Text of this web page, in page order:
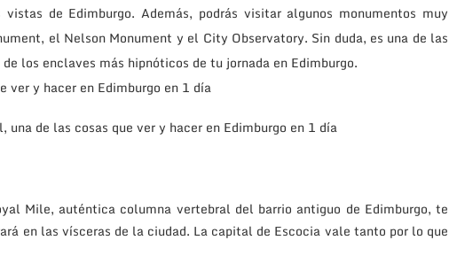
de Edimburgo. Además, podrás visitar algunos monumentos muy
el Nelson Monument y el City Observatory. Sin duda, es una de las
los enclaves más hipnóticos de tu jornada en Edimburgo.
una de las cosas que ver y hacer en Edimburgo en 1 día
Mile, auténtica columna vertebral del barrio antiguo de Edimburgo, te
en las vísceras de la ciudad. La capital de Escocia vale tanto por lo que